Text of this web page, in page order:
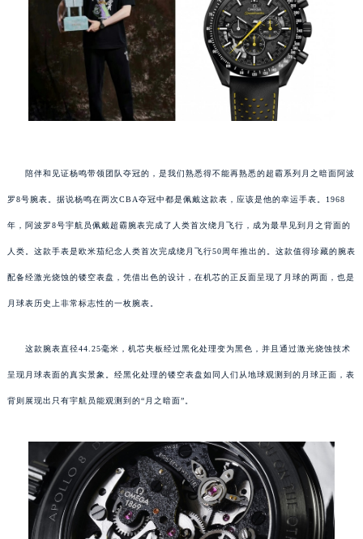
陪伴和见证杨鸣带领团队夺冠的，是我们熟悉得不能再熟悉的超霸系列月之暗面阿波
罗8号腕表。据说杨鸣在两次CBA夺冠中都是佩戴这款表，应该是他的幸运手表。1968
年，阿波罗8号宇航员佩戴超霸腕表完成了人类首次绕月飞行，成为最早见到月之背面的
人类。这款手表是欧米茄纪念人类首次完成绕月飞行50周年推出的。这款值得珍藏的腕表
配备经激光烧蚀的镂空表盘，凭借出色的设计，在机芯的正反面呈现了月球的两面，也是
月球表历史上非常标志性的一枚腕表。
这款腕表直径44.25毫米，机芯夹板经过黑化处理变为黑色，并且通过激光烧蚀技术
呈现月球表面的真实景象。经黑化处理的镂空表盘如同人们从地球观测到的月球正面，表
背则展现出只有宇航员能观测到的“月之暗面”。